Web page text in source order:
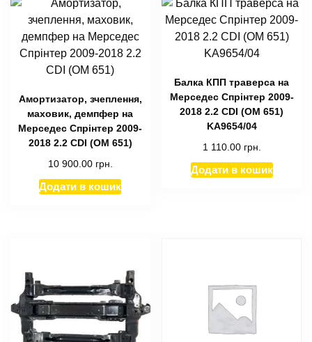
Амортизатор, зчеплення,
маховик, демпфер на
Мерседес Спрінтер 2009-
2018 2.2 CDI (OM 651)
10 900.00 грн.
Додати в кошик
Балка КПП траверса на
Мерседес Спрінтер 2009-
2018 2.2 CDI (OM 651)
KA9654/04
1 110.00 грн.
Додати в кошик